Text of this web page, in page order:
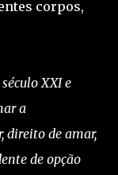
corpos,
XXI e
a
direito de amar,
de opção